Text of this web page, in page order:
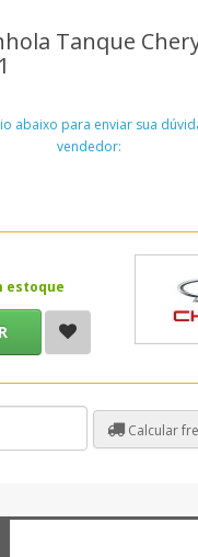
Tanque
abaixo para enviar sua
vendedor:
estoque
Calcular